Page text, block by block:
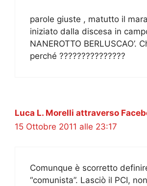
parole giuste , matutto il
iniziato dalla discesa in
NANEROTTO BERLUSCAO’.
perché ???????????????
Luca L. Morelli attraverso
15 Ottobre 2011 alle 23:17
Comunque è scorretto
“comunista”. Lasciò il PCI,